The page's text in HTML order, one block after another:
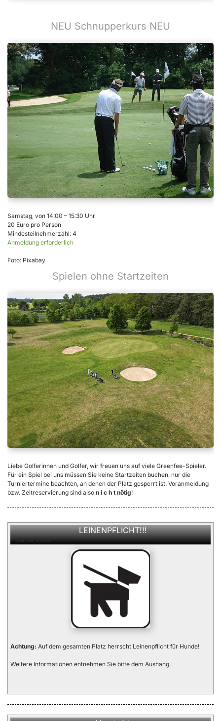
NEU Schnupperkurs NEU
Samstag, von 14:00 – 15:30 Uhr
20 Euro pro Person
Mindesteilnehmerzahl: 4
Anmeldung erforderlich
Foto: Pixabay
Spielen ohne Startzeiten
Liebe Golferinnen und Golfer, wir freuen uns auf viele Greenfee-Spieler.
Für ein Spiel bei uns müssen Sie keine Startzeiten buchen, nur die
Turniertermine beachten, an denen der Platz gesperrt ist. Voranmeldung
bzw. Zeitreservierung sind also n i c h t nötig!
LEINENPFLICHT!!!
Mai 16, 2026
Achtung: Auf dem gesamten Platz herrscht Leinenpflicht für Hunde!
Weitere Informationen entnehmen Sie bitte dem Aushang.